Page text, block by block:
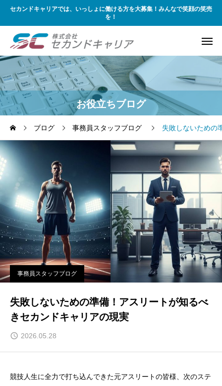
セカンドキャリアでは、いっしょに働ける方を大募集！みんなで笑顔の笑売
を！
お役立ちブログ
ブログ 事務員スタッフブログ 失敗しないための
事務員スタッフブログ
失敗しないための準備！アスリートが知るべ
きセカンドキャリアの現実
2026.05.28
競技人生に全力で打ち込んできた元アスリートの皆様、次のステ